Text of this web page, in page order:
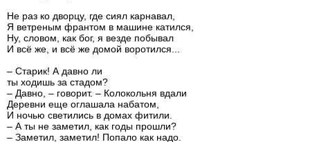
Не раз ко дворцу, где сиял карнавал,
Я ветреным франтом в машине катился,
Ну, словом, как бог, я везде побывал
И всё же, и всё же домой воротился...
– Старик! А давно ли
ты ходишь за стадом?
– Давно, – говорит. – Колокольня вдали
Деревни еще оглашала набатом,
И ночью светились в домах фитили.
– А ты не заметил, как годы прошли?
– Заметил, заметил! Попало как надо.